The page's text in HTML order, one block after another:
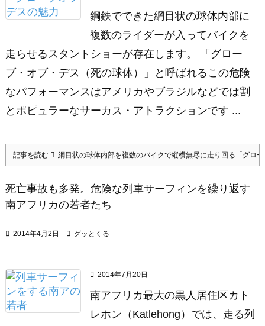
鋼鉄でできた網目状の球体内部に
複数のライダーが入ってバイクを
走らせるスタントショーが存在します。 「グロー
ブ・オブ・デス（死の球体）」と呼ばれるこの危険
なパフォーマンスはアメリカやブラジルなどでは割
とポピュラーなサーカス・アトラクションです ...
記事を読む 網目状の球体内部を複数のバイクで縦横無尽に走り回る「グロ
死亡事故も多発。危険な列車サーフィンを繰り返す
南アフリカの若者たち
 2014年4月2日  グッとくる
 2014年7月20日
南アフリカ最大の黒人居住区カト
レホン（Katlehong）では、走る列